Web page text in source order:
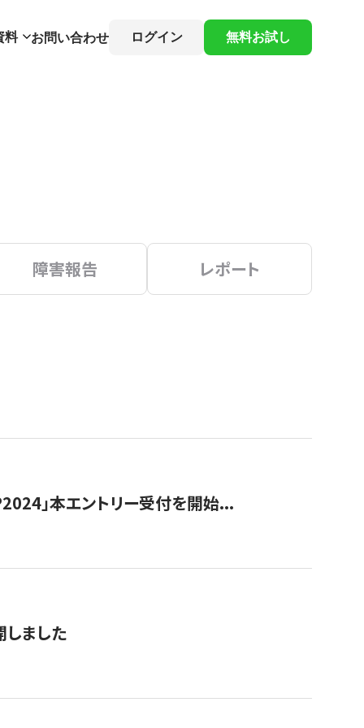
料 お問い合わせ ログイン 無料お試し
障害報告 レポート
」本エントリー受付を開始...
しました